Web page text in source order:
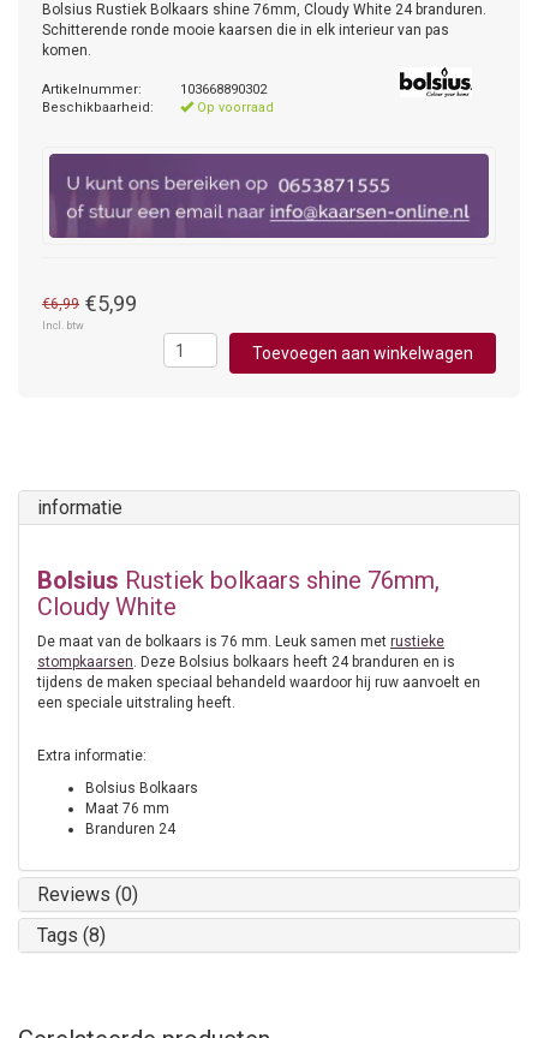
Bolsius Rustiek Bolkaars shine 76mm, Cloudy White 24 branduren.
Schitterende ronde mooie kaarsen die in elk interieur van pas
komen.
Artikelnummer:
103668890302
Beschikbaarheid:
Op voorraad
€6,99 €5,99
Incl. btw
Toevoegen aan winkelwagen
informatie
Bolsius Rustiek bolkaars shine 76mm,
Cloudy White
De maat van de bolkaars is 76 mm. Leuk samen met rustieke
stompkaarsen. Deze Bolsius bolkaars heeft 24 branduren en is
tijdens de maken speciaal behandeld waardoor hij ruw aanvoelt en
een speciale uitstraling heeft.
Extra informatie:
Bolsius Bolkaars
Maat 76 mm
Branduren 24
Reviews (0)
Tags (8)